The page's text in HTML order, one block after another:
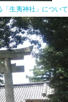
「生夷神社」について